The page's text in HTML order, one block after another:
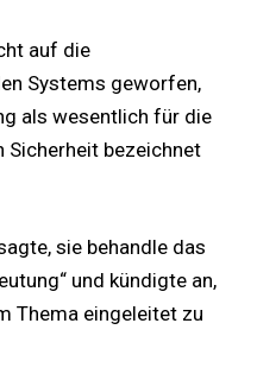
auf die
Systems geworfen,
als wesentlich für die
Sicherheit bezeichnet
sie behandle das
und kündigte an,
Thema eingeleitet zu